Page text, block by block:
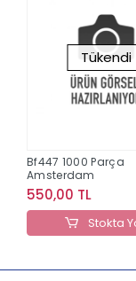
Tükendi
Bf447 1000 Parça
Amsterdam
550,00 TL
Stokta